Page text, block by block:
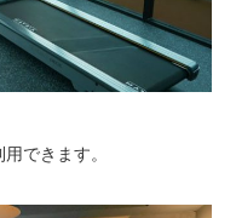
できます。